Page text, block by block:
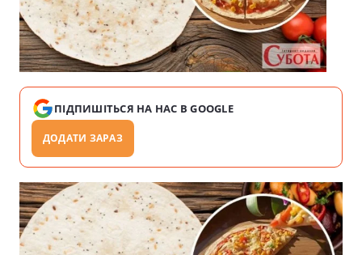
ПІДПИШІТЬСЯ НА НАС В GOOGLE
ДОДАТИ ЗАРАЗ